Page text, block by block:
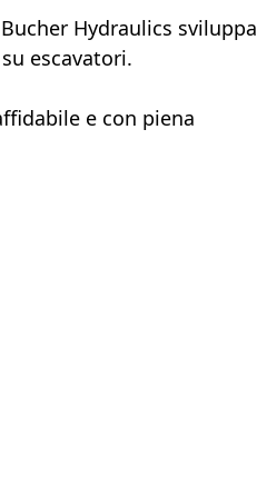
Hydraulics sviluppa
escavatori.
e con piena